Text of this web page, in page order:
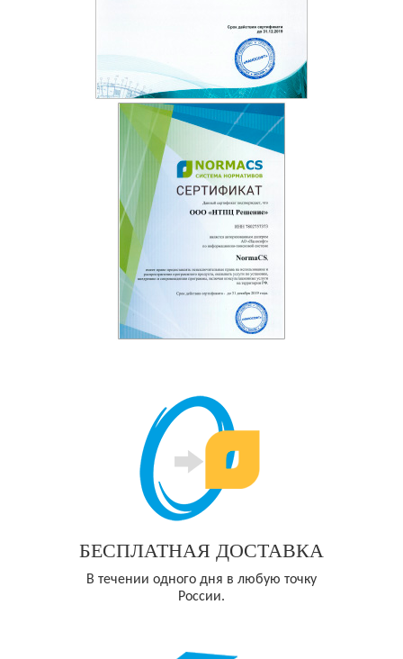
БЕСПЛАТНАЯ ДОСТАВКА
В течении одного дня в любую точку
России.